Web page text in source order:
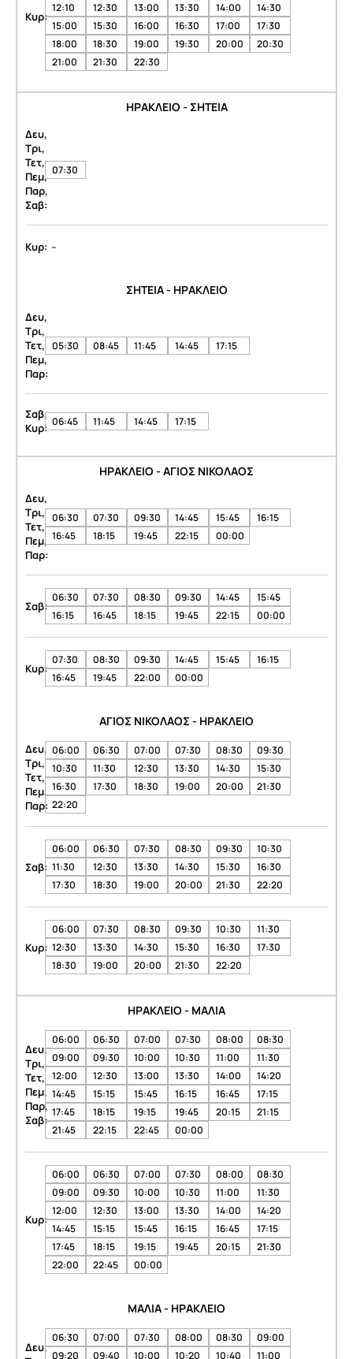
Κυρ:
12:10
12:30 13:00 13:30 14:00
14:30
15:00
15:30 16:00 16:30 17:00
17:30
18:00
18:30 19:00 19:30 20:00
20:30
21:00
21:30 22:30
ΗΡΑΚΛΕΙΟ - ΣΗΤΕΙΑ
Δευ,
Τρι,
Τετ,
Πεμ,
Παρ,
Σαβ:
07:30
Κυρ: -
ΣΗΤΕΙΑ - ΗΡΑΚΛΕΙΟ
Δευ,
Τρι,
Τετ,
Πεμ,
Παρ:
05:30 08:45 11:45 14:45 17:15
Σαβ,
Κυρ: 06:45 11:45 14:45 17:15
ΗΡΑΚΛΕΙΟ - ΑΓΙΟΣ ΝΙΚΟΛΑΟΣ
Δευ,
Τρι,
Τετ,
Πεμ,
Παρ:
06:30 07:30 09:30 14:45 15:45
16:15
16:45
18:15 19:45 22:15 00:00
Σαβ:
06:30 07:30 08:30 09:30 14:45
15:45
16:15
16:45 18:15 19:45 22:15 00:00
Κυρ:
07:30 08:30 09:30 14:45 15:45
16:15
16:45
19:45 22:00 00:00
ΑΓΙΟΣ ΝΙΚΟΛΑΟΣ - ΗΡΑΚΛΕΙΟ
Δευ,
Τρι,
Τετ,
Πεμ,
Παρ:
06:00 06:30 07:00 07:30 08:30
09:30
10:30
11:30 12:30 13:30 14:30
15:30
16:30
17:30 18:30 19:00 20:00
21:30
22:20
Σαβ:
06:00 06:30 07:30 08:30 09:30
10:30
11:30
12:30 13:30 14:30 15:30
16:30
17:30
18:30 19:00 20:00 21:30 22:20
Κυρ:
06:00 07:30 08:30 09:30 10:30
11:30
12:30
13:30 14:30 15:30 16:30
17:30
18:30
19:00 20:00 21:30 22:20
ΗΡΑΚΛΕΙΟ - ΜΑΛΙΑ
Δευ,
Τρι,
Τετ,
Πεμ,
Παρ,
Σαβ:
06:00 06:30 07:00 07:30 08:00
08:30
09:00
09:30 10:00 10:30 11:00
11:30
12:00
12:30 13:00 13:30 14:00
14:20
14:45
15:15 15:45 16:15 16:45
17:15
17:45
18:15 19:15 19:45 20:15
21:15
21:45
22:15 22:45 00:00
Κυρ:
06:00 06:30 07:00 07:30 08:00
08:30
09:00
09:30 10:00 10:30 11:00
11:30
12:00
12:30 13:00 13:30 14:00
14:20
14:45
15:15 15:45 16:15 16:45
17:15
17:45
18:15 19:15 19:45 20:15
21:30
22:00
22:45 00:00
ΜΑΛΙΑ - ΗΡΑΚΛΕΙΟ
Δευ,
06:30 07:00 07:30 08:00 08:30
09:00
09:20
09:40 10:00 10:20 10:40 11:00